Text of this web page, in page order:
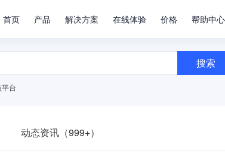
首页 产品 解决方案 在线体验 价格 帮助中心
搜索
台
动态资讯（999+）